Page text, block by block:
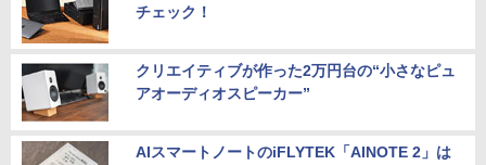
チェック！
クリエイティブが作った2万円台の“小さなピュ
アオーディオスピーカー”
AIスマートノートのiFLYTEK「AINOTE 2」は